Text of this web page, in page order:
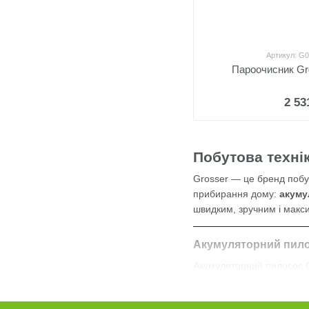
Побутова
Grosser — це бренд
прибирання дому:
швидким, зручним і
Акумуляторний
Основні переваги:
Артикул:
Пароочисник
2